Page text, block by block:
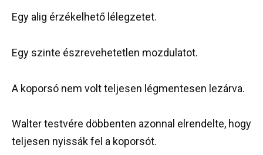
Egy alig érzékelhető lélegzetet.
Egy szinte észrevehetetlen mozdulatot.
A koporsó nem volt teljesen légmentesen lezárva.
Walter testvére döbbenten azonnal elrendelte, hogy
teljesen nyissák fel a koporsót.